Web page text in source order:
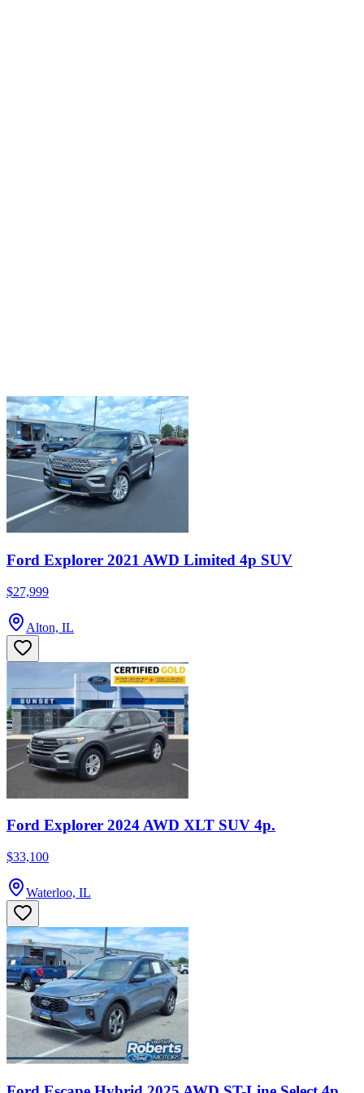
Ford Explorer 2021 AWD Limited 4p SUV
$27,999
Alton, IL
Ford Explorer 2024 AWD XLT SUV 4p.
$33,100
Waterloo, IL